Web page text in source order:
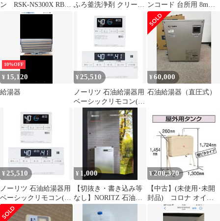
ン RSK-NS300X RBK-
NS300X
ふろ釜洗浄剤 クリーン ンコード 台所用 8m
UR-M2-8C 石油給湯器
関連部材
10%OFF
¥ 15,120
給湯器
¥ 25,510
ノーリツ 石油給湯器用
ベーシックリモコン(イ
ンターホン付) RC-
J101PEマルチセット(T)
¥60,000
石油給湯器（直圧式）
¥ 25,510
ノーリツ 石油給湯器用
ベーシックリモコン(イ
ンターホン付) RC-
J101PEマルチセット(T)
¥ 1,000
【切抜き・書き込み等
なし】NORITZ 石油給
¥200,370
【中古】(未使用･未開
封品) コロナ オイル
タンク 屋外用 壁ピタタ
イプ 198L TC-201X(E)